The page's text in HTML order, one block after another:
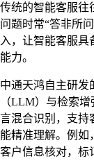
传统的智能客服往
问题时常“答非所
入，让智能客服
能力。
中通天鸿自主研发
（LLM）与检索
言混合识别，支持
能精准理解。例如
客户信息核对，标